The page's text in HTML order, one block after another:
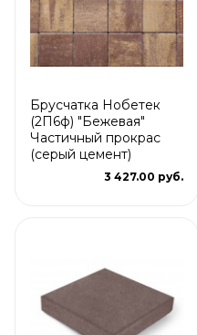
Брусчатка Нобетек
(2П6ф) "Бежевая"
Частичный прокрас
(серый цемент)
3 427.00 руб.